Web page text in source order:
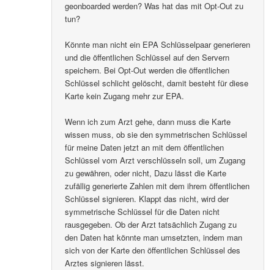
geonboarded werden? Was hat das mit Opt-Out zu
tun?
Könnte man nicht ein EPA Schlüsselpaar generieren
und die öffentlichen Schlüssel auf den Servern
speichern. Bei Opt-Out werden die öffentlichen
Schlüssel schlicht gelöscht, damit besteht für diese
Karte kein Zugang mehr zur EPA.
Wenn ich zum Arzt gehe, dann muss die Karte
wissen muss, ob sie den symmetrischen Schlüssel
für meine Daten jetzt an mit dem öffentlichen
Schlüssel vom Arzt verschlüsseln soll, um Zugang
zu gewähren, oder nicht, Dazu lässt die Karte
zufällig generierte Zahlen mit dem ihrem öffentlichen
Schlüssel signieren. Klappt das nicht, wird der
symmetrische Schlüssel für die Daten nicht
rausgegeben. Ob der Arzt tatsächlich Zugang zu
den Daten hat könnte man umsetzten, indem man
sich von der Karte den öffentlichen Schlüssel des
Arztes signieren lässt.